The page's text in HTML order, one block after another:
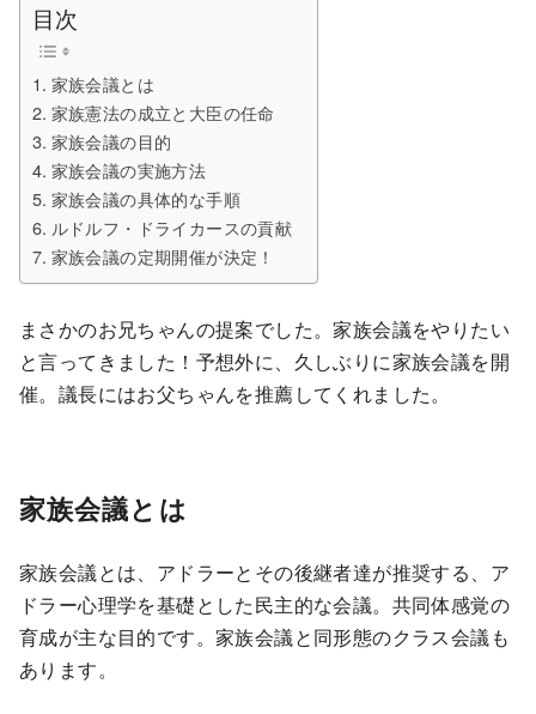
目次
家族会議とは
家族憲法の成立と大臣の任命
家族会議の目的
家族会議の実施方法
家族会議の具体的な手順
ルドルフ・ドライカースの貢献
家族会議の定期開催が決定！
まさかのお兄ちゃんの提案でした。家族会議をやりたい
と言ってきました！予想外に、久しぶりに家族会議を開
催。議長にはお父ちゃんを推薦してくれました。
家族会議とは
家族会議とは、アドラーとその後継者達が推奨する、ア
ドラー心理学を基礎とした民主的な会議。共同体感覚の
育成が主な目的です。家族会議と同形態のクラス会議も
あります。